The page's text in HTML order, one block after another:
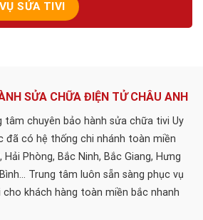
SỬA CHỮA ĐIỆN TỬ CHÂU ANH
chuyên bảo hành sửa chữa tivi Uy
đã có hệ thống chi nhánh toàn miền
Hải Phòng, Bắc Ninh, Bắc Giang, Hưng
Trung tâm luôn sẵn sàng phục vụ
khách hàng toàn miền bắc nhanh